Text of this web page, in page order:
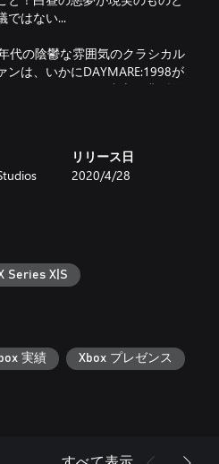
ではない...
代の陰鬱な雰囲気のクラシカル
は、いかにDAYMARE:1998が
を再現し、その中心に典型的
を据えたかを見て興奮を覚え
論や疑問に触れていく。バッ
アイテムの収集、周辺環境の
高さによって、プレイヤーは
くような体験をすることができ
リリース日
2020/4/28
Series X|S
実績 Xbox プレゼンス